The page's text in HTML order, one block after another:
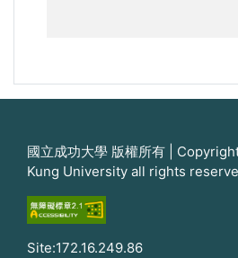
國立成功大學 版權所有 |
Kung University all rights
Site:172.16.249.86